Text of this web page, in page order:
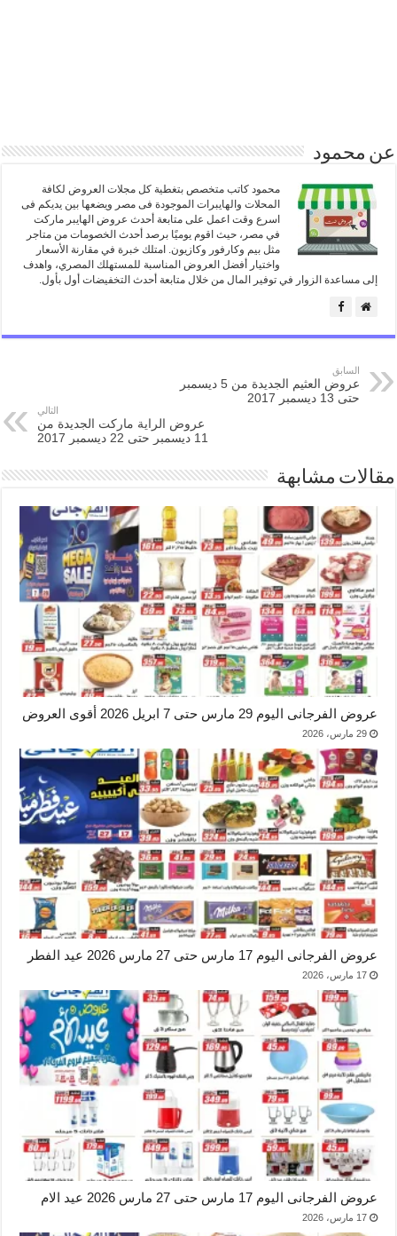
عن محمود
محمود كاتب متخصص بتغطية كل مجلات العروض لكافة
المحلات والهايبرات الموجودة فى مصر ويضعها بين يديكم فى
اسرع وقت اعمل على متابعة أحدث عروض الهايبر ماركت
في مصر، حيث اقوم يوميًا برصد أحدث الخصومات من متاجر
مثل بيم وكارفور وكازيون. امتلك خبرة في مقارنة الأسعار
واختيار أفضل العروض المناسبة للمستهلك المصري، واهدف
إلى مساعدة الزوار في توفير المال من خلال متابعة أحدث التخفيضات أول بأول.
السابق
عروض العثيم الجديدة من 5 ديسمبر
حتى 13 ديسمبر 2017
التالي
عروض الراية ماركت الجديدة من
11 ديسمبر حتى 22 ديسمبر 2017
مقالات مشابهة
عروض الفرجانى اليوم 29 مارس حتى 7 ابريل 2026 أقوى العروض
29 مارس، 2026
عروض الفرجانى اليوم 17 مارس حتى 27 مارس 2026 عيد الفطر
17 مارس، 2026
عروض الفرجانى اليوم 17 مارس حتى 27 مارس 2026 عيد الام
17 مارس، 2026